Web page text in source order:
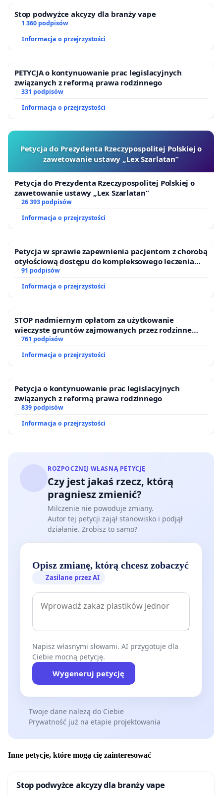
Stop podwyżce akcyzy dla branży vape
1 360 podpisów
Informacja o przejrzystości
PETYCJA o kontynuowanie prac legislacyjnych
związanych z reformą prawa rodzinnego
331 podpisów
Informacja o przejrzystości
Petycja do Prezydenta Rzeczypospolitej Polskiej o
zawetowanie ustawy „Lex Szarlatan”
Petycja do Prezydenta Rzeczypospolitej Polskiej o
zawetowanie ustawy „Lex Szarlatan”
26 393 podpisów
Informacja o przejrzystości
Petycja w sprawie zapewnienia pacjentom z chorobą
otyłościową dostępu do kompleksowego leczenia
oraz programów profilaktycznych.
91 podpisów
Informacja o przejrzystości
STOP nadmiernym opłatom za użytkowanie
wieczyste gruntów zajmowanych przez rodzinne
ogrody działkowe.
761 podpisów
Informacja o przejrzystości
Petycja o kontynuowanie prac legislacyjnych
związanych z reformą prawa rodzinnego
839 podpisów
Informacja o przejrzystości
ROZPOCZNIJ WŁASNĄ PETYCJĘ
Czy jest jakaś rzecz, którą
pragniesz zmienić?
Milczenie nie powoduje zmiany.
Autor tej petycji zajął stanowisko i podjął
działanie. Zrobisz to samo?
Opisz zmianę, którą chcesz zobaczyć
Zasilane przez AI
Napisz własnymi słowami. AI przygotuje dla
Ciebie mocną petycję.
Wygeneruj petycję
Twoje dane należą do Ciebie
Prywatność już na etapie projektowania
Inne petycje, które mogą cię zainteresować
Stop podwyżce akcyzy dla branży vape